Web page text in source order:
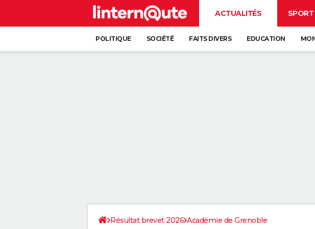
ACTUALITÉS SPORT
POLITIQUE SOCIÉTÉ FAITS DIVERS EDUCATION
Résultat brevet 2026 Académie de Grenoble